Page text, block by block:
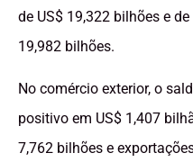
de US$ 19,322 bilhões e
19,982 bilhões.
No comércio exterior, o
positivo em US$ 1,407
7,762 bilhões e